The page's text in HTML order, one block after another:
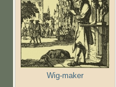
Wig-maker